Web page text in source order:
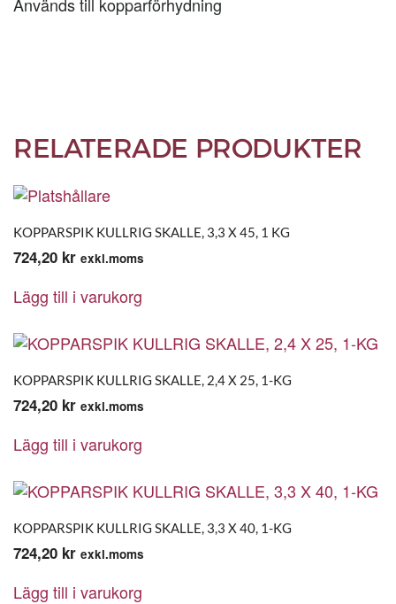
mängd
RELATERADE PRODUKTER
KOPPARSPIK KULLRIG SKALLE, 3,3 X 45, 1 KG
724,20 kr exkl.moms
Lägg till i varukorg
KOPPARSPIK KULLRIG SKALLE, 2,4 X 25, 1-KG
724,20 kr exkl.moms
Lägg till i varukorg
KOPPARSPIK KULLRIG SKALLE, 3,3 X 40, 1-KG
724,20 kr exkl.moms
Lägg till i varukorg